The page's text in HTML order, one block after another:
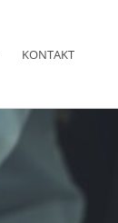
KONTAKT